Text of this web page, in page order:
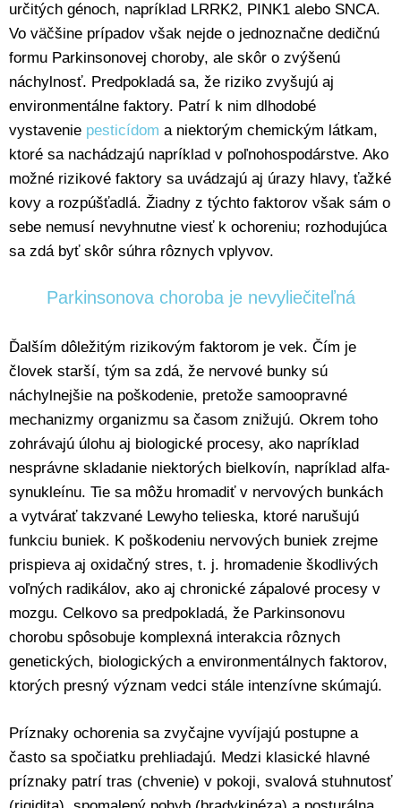
určitých génoch, napríklad LRRK2, PINK1 alebo SNCA.
Vo väčšine prípadov však nejde o jednoznačne dedičnú
formu Parkinsonovej choroby, ale skôr o zvýšenú
náchylnosť. Predpokladá sa, že riziko zvyšujú aj
environmentálne faktory. Patrí k nim dlhodobé
vystavenie pesticídom a niektorým chemickým látkam,
ktoré sa nachádzajú napríklad v poľnohospodárstve. Ako
možné rizikové faktory sa uvádzajú aj úrazy hlavy, ťažké
kovy a rozpúšťadlá. Žiadny z týchto faktorov však sám o
sebe nemusí nevyhnutne viesť k ochoreniu; rozhodujúca
sa zdá byť skôr súhra rôznych vplyvov.
Parkinsonova choroba je nevyliečiteľná
Ďalším dôležitým rizikovým faktorom je vek. Čím je
človek starší, tým sa zdá, že nervové bunky sú
náchylnejšie na poškodenie, pretože samoopravné
mechanizmy organizmu sa časom znižujú. Okrem toho
zohrávajú úlohu aj biologické procesy, ako napríklad
nesprávne skladanie niektorých bielkovín, napríklad alfa-
synukleínu. Tie sa môžu hromadiť v nervových bunkách
a vytvárať takzvané Lewyho telieska, ktoré narušujú
funkciu buniek. K poškodeniu nervových buniek zrejme
prispieva aj oxidačný stres, t. j. hromadenie škodlivých
voľných radikálov, ako aj chronické zápalové procesy v
mozgu. Celkovo sa predpokladá, že Parkinsonovu
chorobu spôsobuje komplexná interakcia rôznych
genetických, biologických a environmentálnych faktorov,
ktorých presný význam vedci stále intenzívne skúmajú.
Príznaky ochorenia sa zvyčajne vyvíjajú postupne a
často sa spočiatku prehliadajú. Medzi klasické hlavné
príznaky patrí tras (chvenie) v pokoji, svalová stuhnutosť